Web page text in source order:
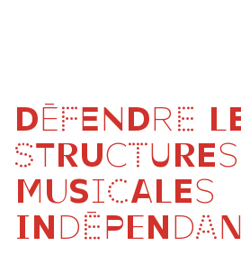
DÉFENDRE
STRUCTURES
MUSICALES